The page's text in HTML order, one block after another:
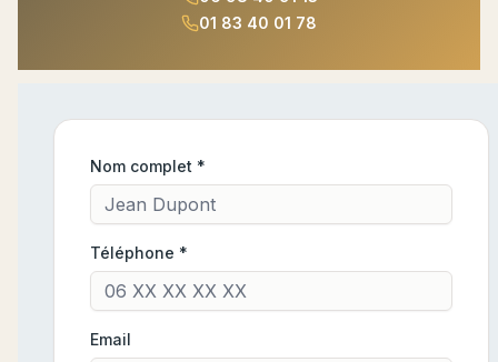
01 83 40 01 78
Nom complet *
Téléphone *
Email